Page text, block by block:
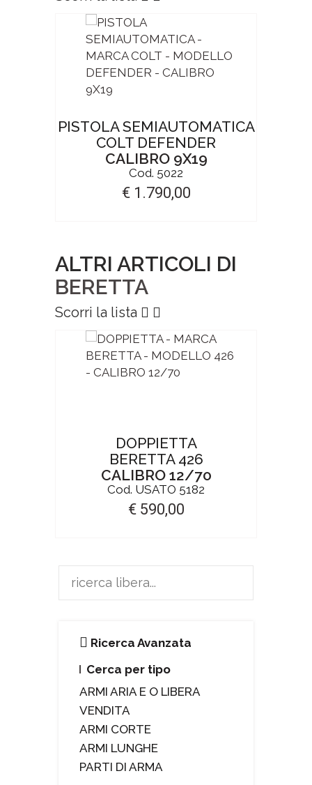
PISTOLA SEMIAUTOMATICA
COLT DEFENDER
CALIBRO 9X19
Cod. 5022
€ 1.790,00
ALTRI ARTICOLI DI
BERETTA
Scorri la lista
DOPPIETTA
BERETTA 426
CALIBRO 12/70
Cod. USATO 5182
€ 590,00
Ricerca Avanzata
Cerca per tipo
ARMI ARIA E O LIBERA
VENDITA
ARMI CORTE
ARMI LUNGHE
PARTI DI ARMA